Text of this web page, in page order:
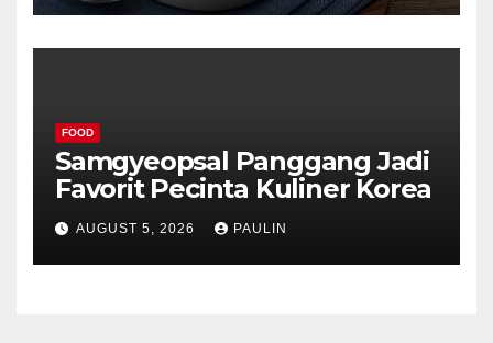
FOOD
Samgyeopsal Panggang Jadi
Favorit Pecinta Kuliner Korea
AUGUST 5, 2026 PAULIN